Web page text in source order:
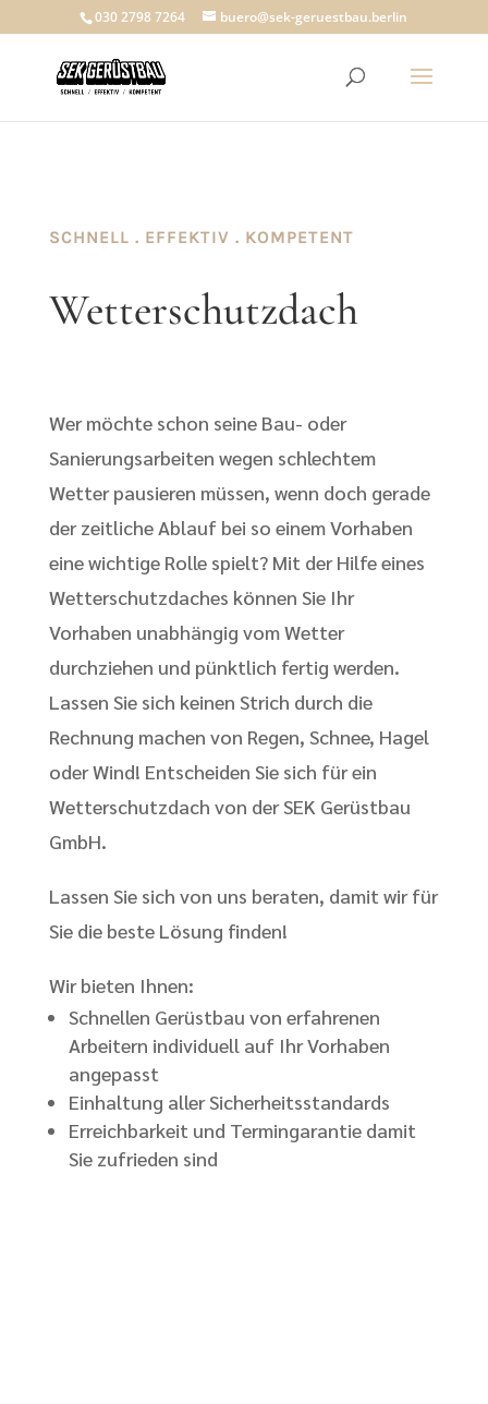
030 2798 7264 buero@sek-geruestbau.berlin
SCHNELL . EFFEKTIV . KOMPETENT
Wetterschutzdach
Wer möchte schon seine Bau- oder
Sanierungsarbeiten wegen schlechtem
Wetter pausieren müssen, wenn doch gerade
der zeitliche Ablauf bei so einem Vorhaben
eine wichtige Rolle spielt? Mit der Hilfe eines
Wetterschutzdaches können Sie Ihr
Vorhaben unabhängig vom Wetter
durchziehen und pünktlich fertig werden.
Lassen Sie sich keinen Strich durch die
Rechnung machen von Regen, Schnee, Hagel
oder Wind! Entscheiden Sie sich für ein
Wetterschutzdach von der SEK Gerüstbau
GmbH.
Lassen Sie sich von uns beraten, damit wir für
Sie die beste Lösung finden!
Wir bieten Ihnen:
Schnellen Gerüstbau von erfahrenen
Arbeitern individuell auf Ihr Vorhaben
angepasst
Einhaltung aller Sicherheitsstandards
Erreichbarkeit und Termingarantie damit
Sie zufrieden sind